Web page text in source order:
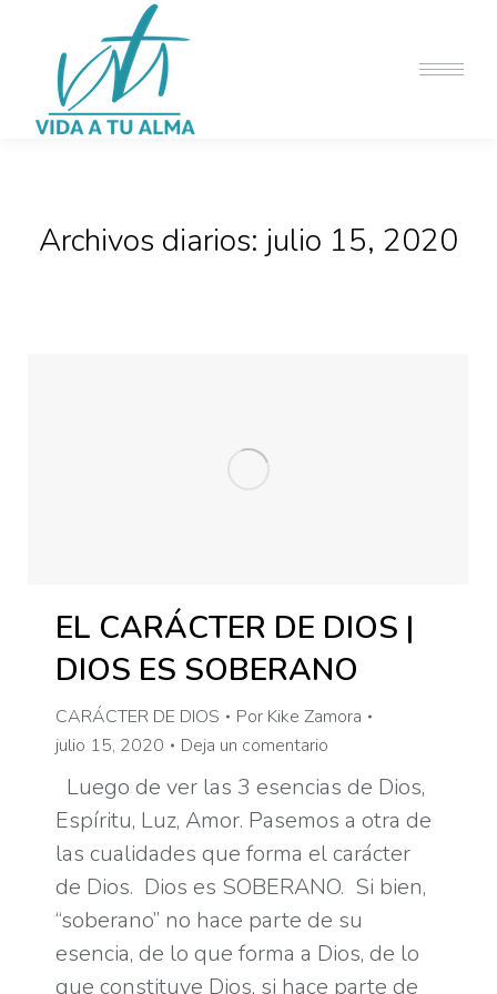
Archivos diarios: julio 15, 2020
EL CARÁCTER DE DIOS |
DIOS ES SOBERANO
CARÁCTER DE DIOS Por Kike Zamora
julio 15, 2020
Deja un comentario
Luego de ver las 3 esencias de Dios,
Espíritu, Luz, Amor. Pasemos a otra de
las cualidades que forma el carácter
de Dios. Dios es SOBERANO. Si bien,
“soberano” no hace parte de su
esencia, de lo que forma a Dios, de lo
que constituye Dios, si hace parte de